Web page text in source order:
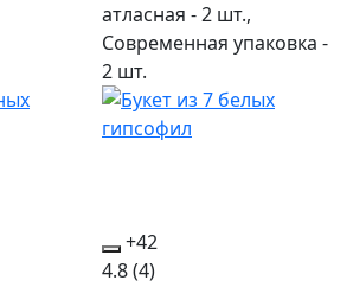
атласная - 2 шт.,
Современная упаковка -
2 шт.
+42
4.8(4)